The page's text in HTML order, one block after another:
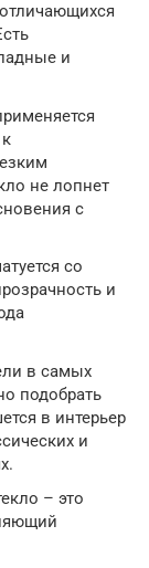
и
не лопнет
с
со
и
в самых
подобрать
в интерьер
и
– это